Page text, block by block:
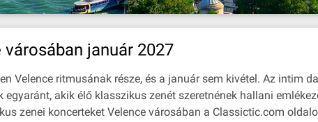
január 2027
Velence ritmusának része, és a január sem kivétel. Az intim
akik élő klasszikus zenét szeretnének hallani
zenei koncerteket Velence városában a Classictic.com